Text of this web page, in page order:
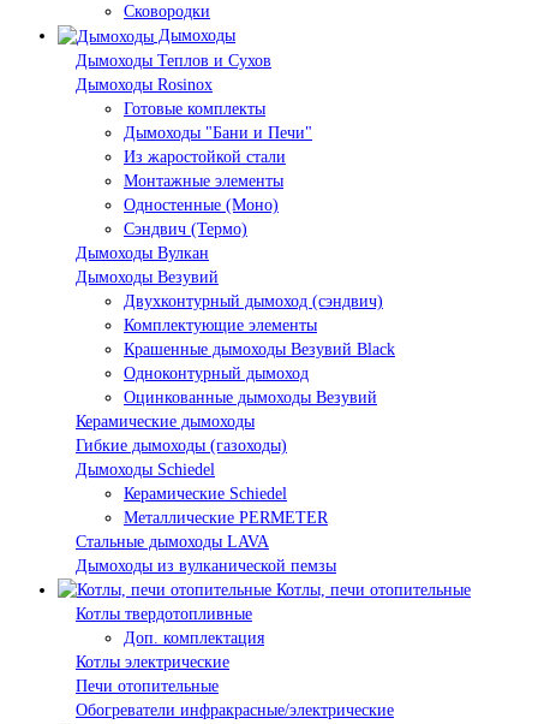
Сковородки
Дымоходы
Дымоходы Теплов и Сухов
Дымоходы Rosinox
Готовые комплекты
Дымоходы "Бани и Печи"
Из жаростойкой стали
Монтажные элементы
Одностенные (Моно)
Сэндвич (Термо)
Дымоходы Вулкан
Дымоходы Везувий
Двухконтурный дымоход (сэндвич)
Комплектующие элементы
Крашенные дымоходы Везувий Black
Одноконтурный дымоход
Оцинкованные дымоходы Везувий
Керамические дымоходы
Гибкие дымоходы (газоходы)
Дымоходы Schiedel
Керамические Schiedel
Металлические PERMETER
Стальные дымоходы LAVA
Дымоходы из вулканической пемзы
Котлы, печи отопительные
Котлы твердотопливные
Доп. комплектация
Котлы электрические
Печи отопительные
Обогреватели инфракрасные/электрические